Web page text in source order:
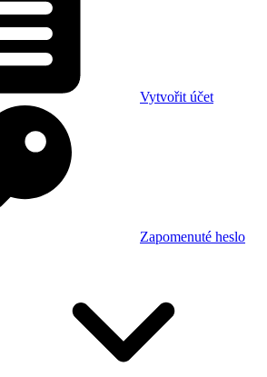
Vytvořit účet
Zapomenuté heslo